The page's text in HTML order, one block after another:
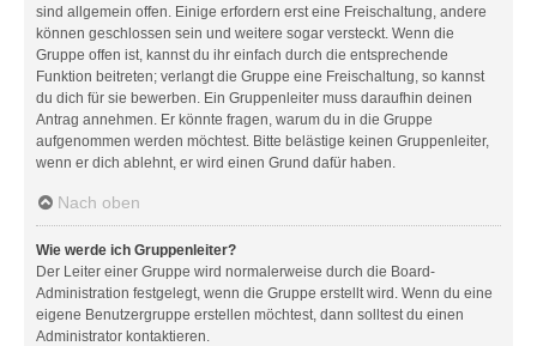
sind allgemein offen. Einige erfordern erst eine Freischaltung, andere
können geschlossen sein und weitere sogar versteckt. Wenn die
Gruppe offen ist, kannst du ihr einfach durch die entsprechende
Funktion beitreten; verlangt die Gruppe eine Freischaltung, so kannst
du dich für sie bewerben. Ein Gruppenleiter muss daraufhin deinen
Antrag annehmen. Er könnte fragen, warum du in die Gruppe
aufgenommen werden möchtest. Bitte belästige keinen Gruppenleiter,
wenn er dich ablehnt, er wird einen Grund dafür haben.
Nach oben
Wie werde ich Gruppenleiter?
Der Leiter einer Gruppe wird normalerweise durch die Board-
Administration festgelegt, wenn die Gruppe erstellt wird. Wenn du eine
eigene Benutzergruppe erstellen möchtest, dann solltest du einen
Administrator kontaktieren.